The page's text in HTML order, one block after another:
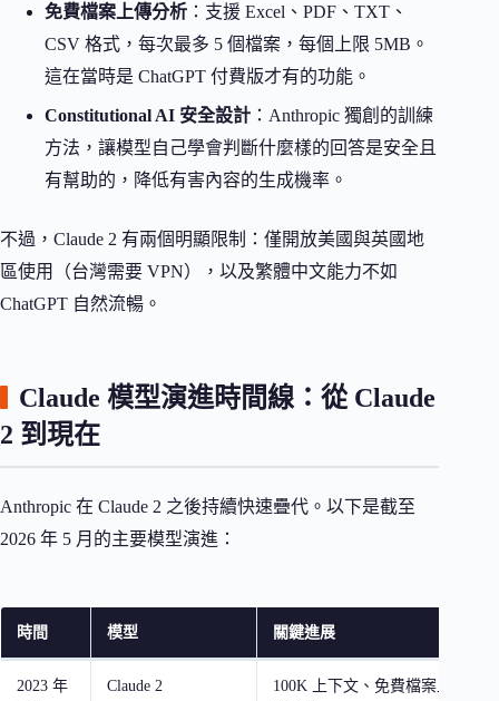
免費檔案上傳分析 ：支援 Excel、PDF、TXT、
CSV 格式，每次最多 5 個檔案，每個上限 5MB。
這在當時是 ChatGPT 付費版才有的功能。
Constitutional AI 安全設計 ：Anthropic 獨創的訓練
方法，讓模型自己學會判斷什麼樣的回答是安全且
有幫助的，降低有害內容的生成機率。
不過，Claude 2 有兩個明顯限制：僅開放美國與英國地
區使用（台灣需要 VPN），以及繁體中文能力不如
ChatGPT 自然流暢。
Claude 模型演進時間線：從 Claude
2 到現在
Anthropic 在 Claude 2 之後持續快速疊代。以下是截至
2026 年 5 月的主要模型演進：
時間 模型 關鍵進展
2023 年
Claude 2
100K 上下文、免費檔案上傳、